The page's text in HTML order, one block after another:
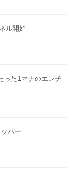
ル開始
った1マナのエンチ
パー